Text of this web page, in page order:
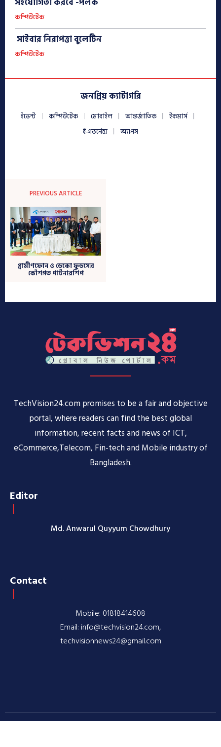
TechVision24.com promises to be a fair and objective
portal, where readers can find the best global
information, recent facts and news of ICT,
eCommerce,Telecom, Fin-tech and Mobile industry of
Bangladesh.
Editor
Md. Anwarul Quyyum Chowdhury
Contact
Mobile: 01818414608
Email: info@techvision24.com,
techvisionnews24@gmail.com